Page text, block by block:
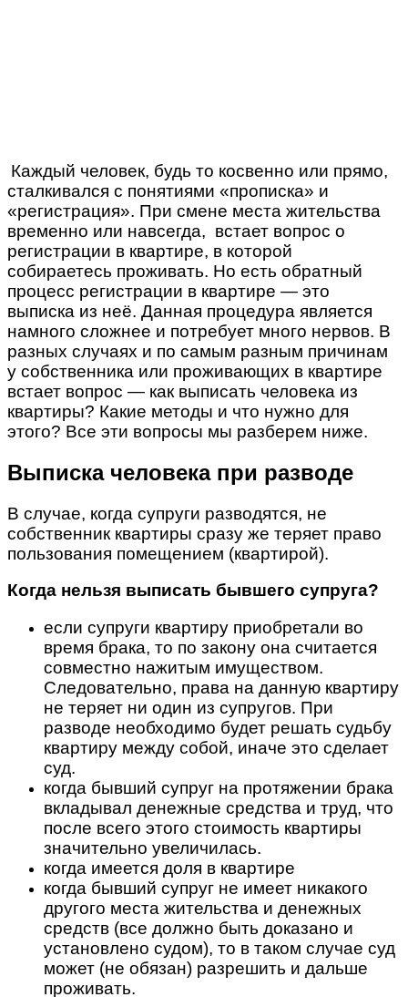
Каждый человек, будь то косвенно или прямо,
сталкивался с понятиями «прописка» и
«регистрация». При смене места жительства
временно или навсегда, встает вопрос о
регистрации в квартире, в которой
собираетесь проживать. Но есть обратный
процесс регистрации в квартире — это
выписка из неё. Данная процедура является
намного сложнее и потребует много нервов. В
разных случаях и по самым разным причинам
у собственника или проживающих в квартире
встает вопрос — как выписать человека из
квартиры? Какие методы и что нужно для
этого? Все эти вопросы мы разберем ниже.
Выписка человека при разводе
В случае, когда супруги разводятся, не
собственник квартиры сразу же теряет право
пользования помещением (квартирой).
Когда нельзя выписать бывшего супруга?
если супруги квартиру приобретали во
время брака, то по закону она считается
совместно нажитым имуществом.
Следовательно, права на данную квартиру
не теряет ни один из супругов. При
разводе необходимо будет решать судьбу
квартиру между собой, иначе это сделает
суд.
когда бывший супруг на протяжении брака
вкладывал денежные средства и труд, что
после всего этого стоимость квартиры
значительно увеличилась.
когда имеется доля в квартире
когда бывший супруг не имеет никакого
другого места жительства и денежных
средств (все должно быть доказано и
установлено судом), то в таком случае суд
может (не обязан) разрешить и дальше
проживать.